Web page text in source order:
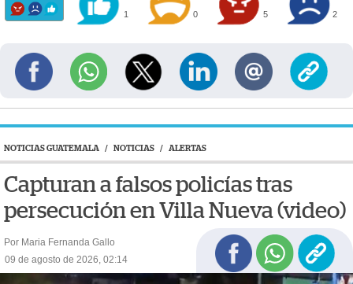
1 0 5 2
NOTICIAS GUATEMALA / NOTICIAS / ALERTAS
Capturan a falsos policías tras
persecución en Villa Nueva (video)
Por Maria Fernanda Gallo
09 de agosto de 2026, 02:14